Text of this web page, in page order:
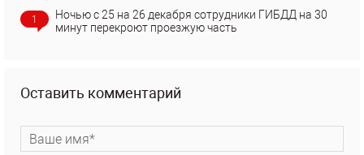
1
Ночью с 25 на 26 декабря сотрудники ГИБДД на 30
минут перекроют проезжую часть
Оставить комментарий